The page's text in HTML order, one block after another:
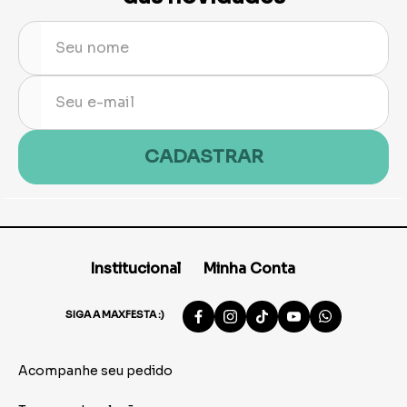
CADASTRAR
Institucional Minha Conta
SIGA A MAXFESTA :)
Acompanhe seu pedido